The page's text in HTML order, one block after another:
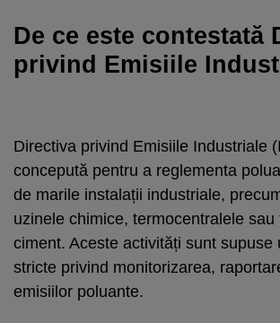
De ce este contestată
privind Emisiile
Directiva privind Emisiile Industriale
concepută pentru a reglementa
de marile instalații industriale,
uzinele chimice, termocentralele sau
ciment. Aceste activități sunt supuse
stricte privind monitorizarea,
emisiilor poluante.